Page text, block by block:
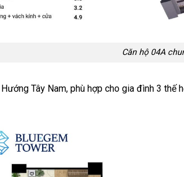
Căn hộ 04A
Hướng Tây Nam, phù hợp cho gia đình 3 thế